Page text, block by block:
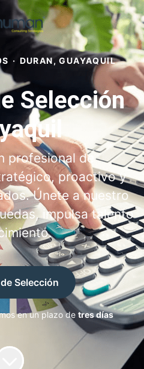
· DURAN, GUAYAQUIL
Selección
profesional de
proactivo y
Únete a nuestro
impulsa talento
Selección
en un plazo de tres días